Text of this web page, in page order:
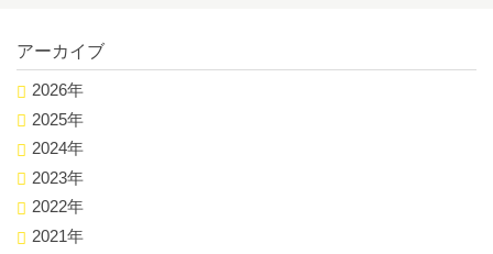
アーカイブ
2026年
2025年
2024年
2023年
2022年
2021年